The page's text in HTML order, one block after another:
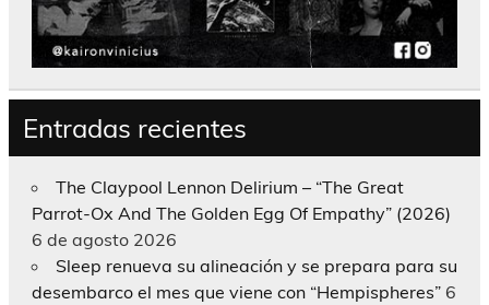
Entradas recientes
The Claypool Lennon Delirium – “The Great
Parrot-Ox And The Golden Egg Of Empathy” (2026)
6 de agosto 2026
Sleep renueva su alineación y se prepara para su
desembarco el mes que viene con “Hempispheres” 6